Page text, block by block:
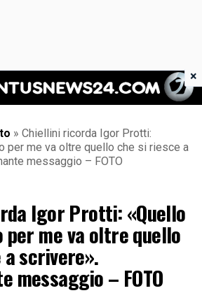
Juventus News 24
» Chiellini ricorda Igor Protti:
per me va oltre quello che si riesce a
messaggio – FOTO
Igor Protti: «Quello
me va oltre quello
scrivere».
messaggio – FOTO
×